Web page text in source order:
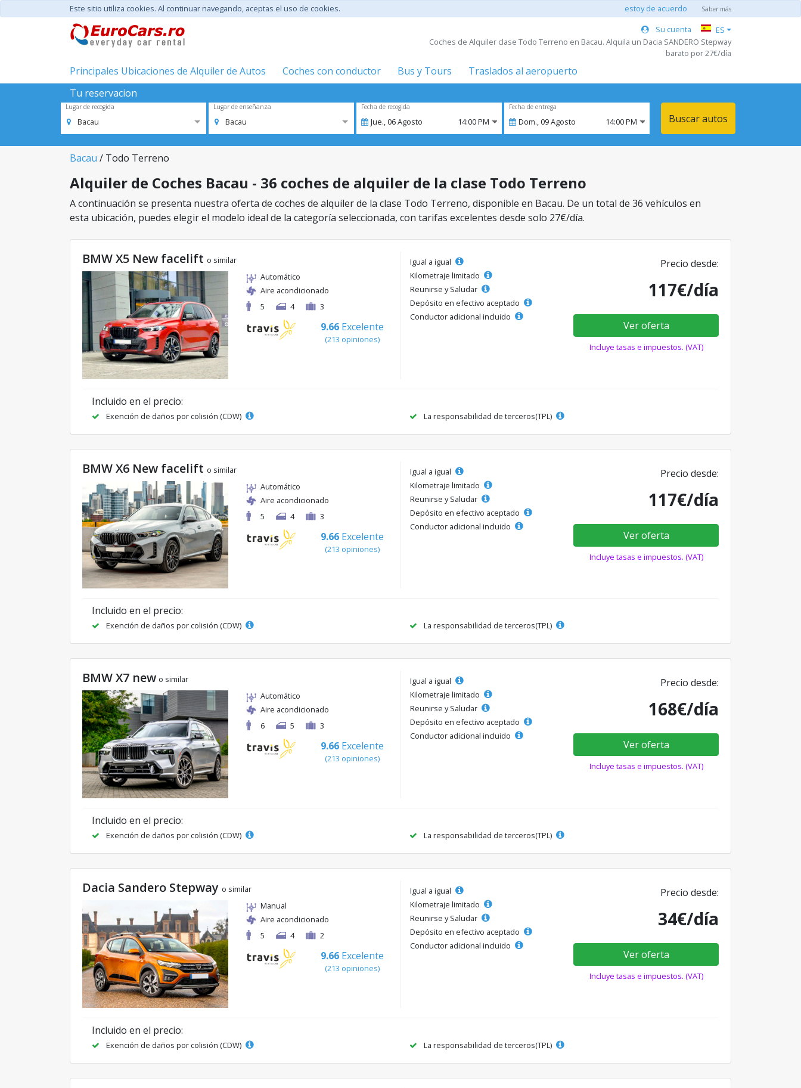
Este sitio utiliza cookies. Al continuar navegando, aceptas el uso de cookies. estoy de acuerdo Saber más
Su cuenta
ES
Coches de Alquiler clase Todo Terreno en Bacau. Alquila un Dacia SANDERO Stepway
barato por 27€/día
Principales Ubicaciones de Alquiler de Autos Coches con conductor Bus y Tours
Traslados al aeropuerto
Tu reservacion
Lugar de recogida
Bacau
Lugar de enseñanza
Bacau
Fecha de recogida
Jue.,06Agosto 14:00 PM
Fecha de entrega
Dom.,09Agosto 14:00 PM Buscar autos
Bacau / Todo Terreno
Alquiler de Coches Bacau - 36 coches de alquiler de la clase Todo Terreno
A continuación se presenta nuestra oferta de coches de alquiler de la clase Todo Terreno, disponible en Bacau. De un total de 36 vehículos en
esta ubicación, puedes elegir el modelo ideal de la categoría seleccionada, con tarifas excelentes desde solo 27€/día.
BMW X5 New facelift o similar
Automático
Aire acondicionado
5
4 3
9.66 Excelente
(213 opiniones)
Igual a igual
Kilometraje limitado
Reunirse y Saludar
Depósito en efectivo aceptado
Conductor adicional incluido
Precio desde:
117€/día
Ver oferta
Incluye tasas e impuestos. (VAT)
Incluido en el precio:
Exención de daños por colisión (CDW) La responsabilidad de terceros(TPL)
BMW X6 New facelift o similar
Automático
Aire acondicionado
5
4 3
9.66 Excelente
(213 opiniones)
Igual a igual
Kilometraje limitado
Reunirse y Saludar
Depósito en efectivo aceptado
Conductor adicional incluido
Precio desde:
117€/día
Ver oferta
Incluye tasas e impuestos. (VAT)
Incluido en el precio:
Exención de daños por colisión (CDW) La responsabilidad de terceros(TPL)
BMW X7 new o similar
Automático
Aire acondicionado
6
5 3
9.66 Excelente
(213 opiniones)
Igual a igual
Kilometraje limitado
Reunirse y Saludar
Depósito en efectivo aceptado
Conductor adicional incluido
Precio desde:
168€/día
Ver oferta
Incluye tasas e impuestos. (VAT)
Incluido en el precio:
Exención de daños por colisión (CDW) La responsabilidad de terceros(TPL)
Dacia Sandero Stepway o similar
Manual
Aire acondicionado
5
4 2
9.66 Excelente
(213 opiniones)
Igual a igual
Kilometraje limitado
Reunirse y Saludar
Depósito en efectivo aceptado
Conductor adicional incluido
Precio desde:
34€/día
Ver oferta
Incluye tasas e impuestos. (VAT)
Incluido en el precio:
Exención de daños por colisión (CDW) La responsabilidad de terceros(TPL)